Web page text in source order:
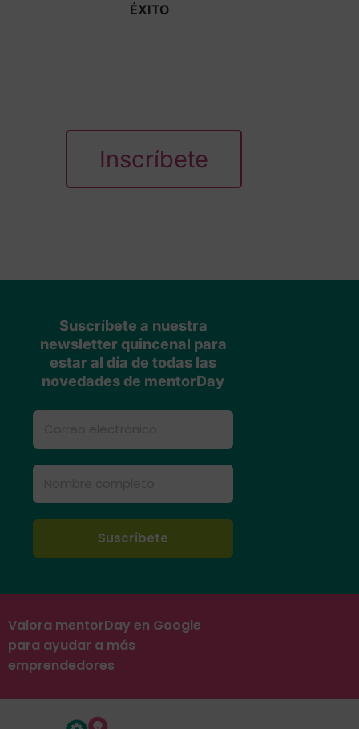
ÉXITO
Inscríbete
Suscríbete a nuestra
newsletter quincenal para
estar al día de todas las
novedades de mentorDay
Valora mentorDay en Google
para ayudar a más
emprendedores